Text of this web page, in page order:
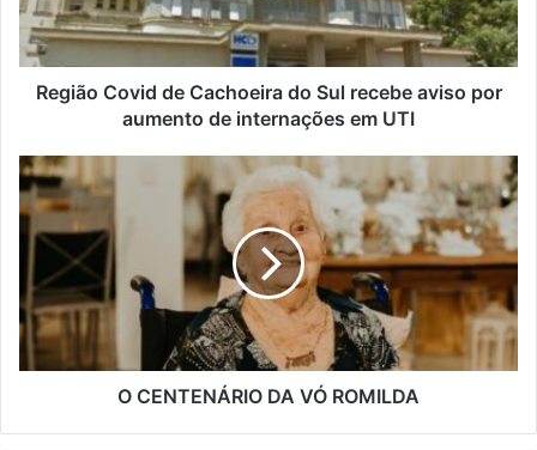
recebe
aviso
por
aumento
em
UTI
Região Covid de Cachoeira do Sul recebe aviso por
aumento de internações em UTI
O
CENTENÁRIO
DA
VÓ
ROMILDA
O CENTENÁRIO DA VÓ ROMILDA